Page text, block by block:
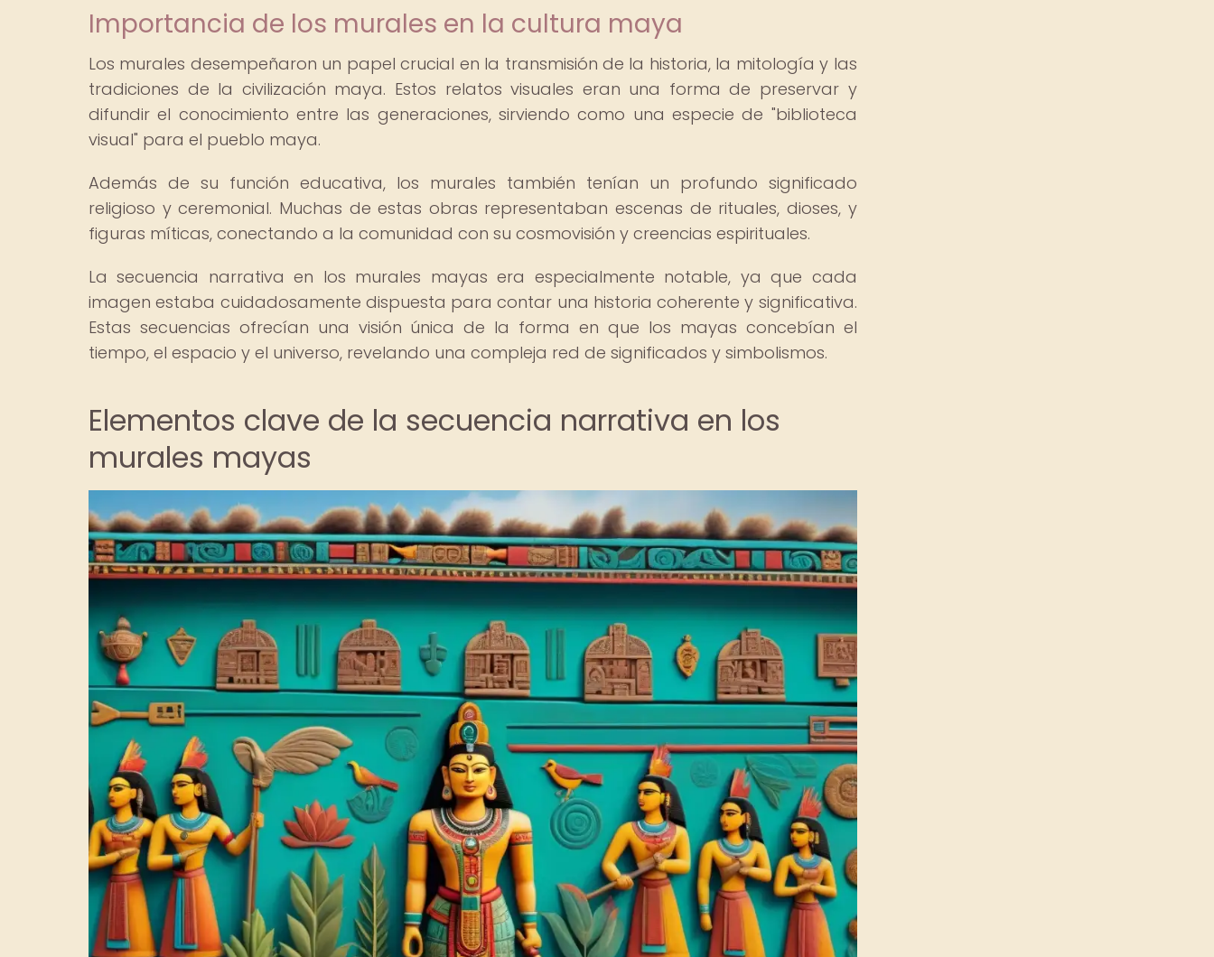
Importancia de los murales en la cultura maya
Los murales desempeñaron un papel crucial en la transmisión de la historia, la mitología y las
tradiciones de la civilización maya. Estos relatos visuales eran una forma de preservar y
difundir el conocimiento entre las generaciones, sirviendo como una especie de "biblioteca
visual" para el pueblo maya.
Además de su función educativa, los murales también tenían un profundo significado
religioso y ceremonial. Muchas de estas obras representaban escenas de rituales, dioses, y
figuras míticas, conectando a la comunidad con su cosmovisión y creencias espirituales.
La secuencia narrativa en los murales mayas era especialmente notable, ya que cada
imagen estaba cuidadosamente dispuesta para contar una historia coherente y significativa.
Estas secuencias ofrecían una visión única de la forma en que los mayas concebían el
tiempo, el espacio y el universo, revelando una compleja red de significados y simbolismos.
Elementos clave de la secuencia narrativa en los
murales mayas